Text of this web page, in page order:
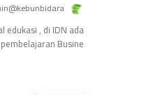
edukasi , di IDN ada
Busine…